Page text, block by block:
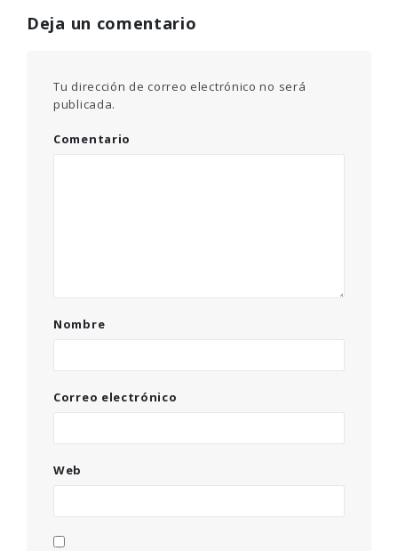
Deja un comentario
Tu dirección de correo electrónico no será
publicada.
Comentario
Nombre
Correo electrónico
Web